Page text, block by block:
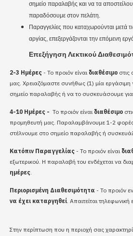
σημείο παραλαβής και να τα
παραδόσουμε στον πελάτη.
Παραγγελίες που καταχωρούνται μετά
αργίας, επεξεργάζονται την επόμενη
Επεξήγηση Λεκτικού
2-3 Ημέρες - Το προιόν είναι διαθέσιμο στις
μας. Χρειαζόμαστε συνήθως (1) μία εργάσιμη
σημείο παραλαβής ή να το συσκευάσουμε
4-10 Ημέρες - Το προιόν είναι διαθέσιμο
προμηθευτή μας. Παραλαμβάνουμε 1-2
στέλνουμε στο σημείο παραλαβής ή
Κατόπιν Παραγγελίας - Το προιόν είναι
εξωτερικού. Η παραλαβή του ενδέχεται να
ημέρες.
Περιορισμένη Διαθεσιμότητα - Το προιόν
να έχει καταργηθεί. Απαιτείται τηλεφωνική
Στην περίπτωση που η περιοχή σας